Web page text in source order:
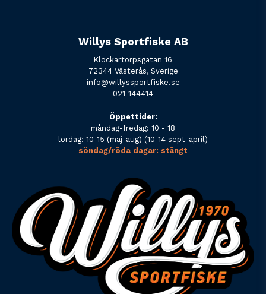
Willys Sportfiske AB
Klockartorpsgatan 16
72344 Västerås, Sverige
info@willyssportfiske.se
021-144414
Öppettider:
måndag-fredag: 10 - 18
lördag: 10-15 (maj-aug) (10-14 sept-april)
söndag/röda dagar: stängt